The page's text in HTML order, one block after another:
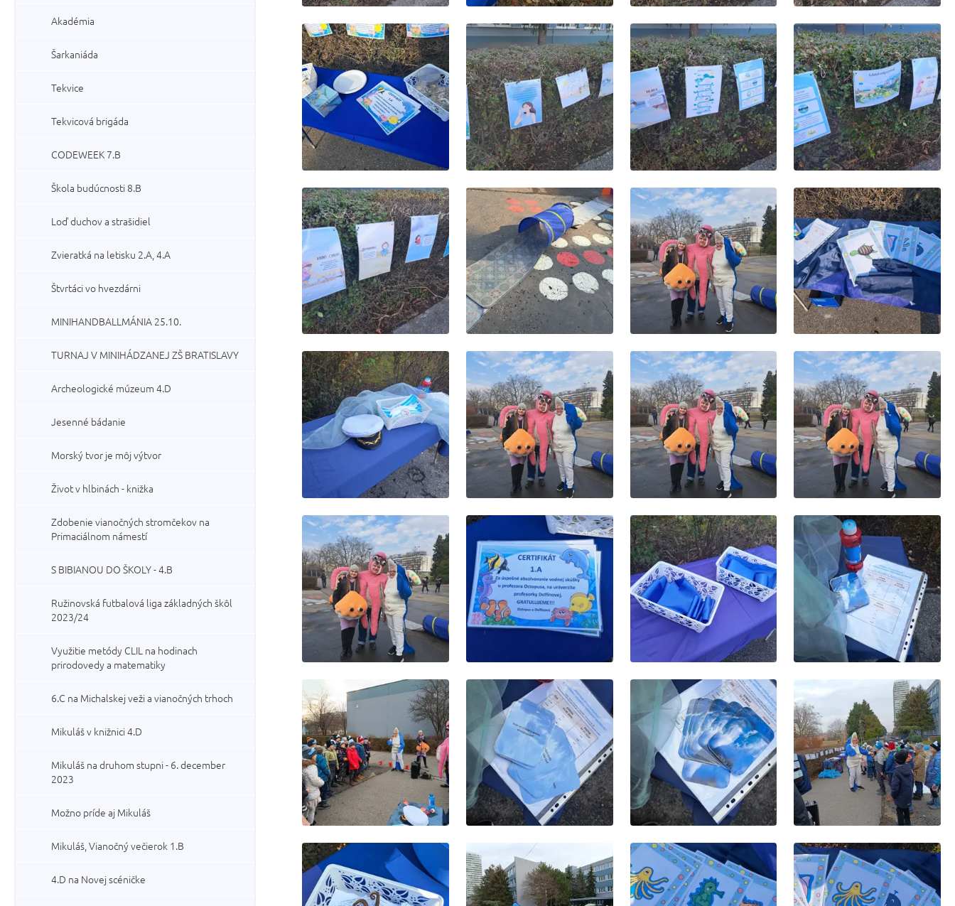
Akadémia
Šarkaniáda
Tekvice
Tekvicová brigáda
CODEWEEK 7.B
Škola budúcnosti 8.B
Loď duchov a strašidiel
Zvieratká na letisku 2.A, 4.A
Štvrtáci vo hvezdárni
MINIHANDBALLMÁNIA 25.10.
TURNAJ V MINIHÁDZANEJ ZŠ BRATISLAVY
Archeologické múzeum 4.D
Jesenné bádanie
Morský tvor je môj výtvor
Život v hlbinách - knižka
Zdobenie vianočných stromčekov na
Primaciálnom námestí
S BIBIANOU DO ŠKOLY - 4.B
Ružinovská futbalová liga základných škôl
2023/24
Využitie metódy CLIL na hodinach
prirodovedy a matematiky
6.C na Michalskej veži a vianočných trhoch
Mikuláš v knižnici 4.D
Mikuláš na druhom stupni - 6. december
2023
Možno príde aj Mikuláš
Mikuláš, Vianočný večierok 1.B
4.D na Novej scéničke